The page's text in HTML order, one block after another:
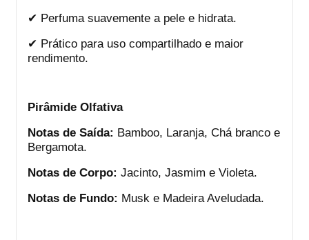
✔ Perfuma suavemente a pele e hidrata.
✔ Prático para uso compartilhado e maior
rendimento.
Pirâmide Olfativa
Notas de Saída: Bamboo, Laranja, Chá branco e
Bergamota.
Notas de Corpo: Jacinto, Jasmim e Violeta.
Notas de Fundo: Musk e Madeira Aveludada.